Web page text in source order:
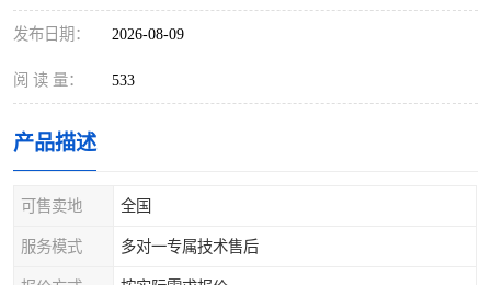
发布日期： 2026-08-09
阅 读 量： 533
产品描述
可售卖地 全国
服务模式 多对一专属技术售后